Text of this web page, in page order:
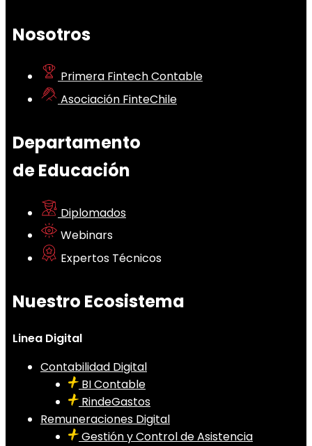
Nosotros
Primera Fintech Contable
Asociación FinteChile
Departamento
de Educación
Diplomados
Webinars
Expertos Técnicos
Nuestro Ecosistema
Linea Digital
Contabilidad Digital
BI Contable
RindeGastos
Remuneraciones Digital
Gestión y Control de Asistencia